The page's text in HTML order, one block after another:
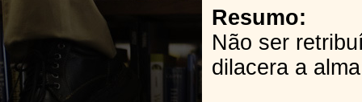
Resumo:
Não ser
dilacera a